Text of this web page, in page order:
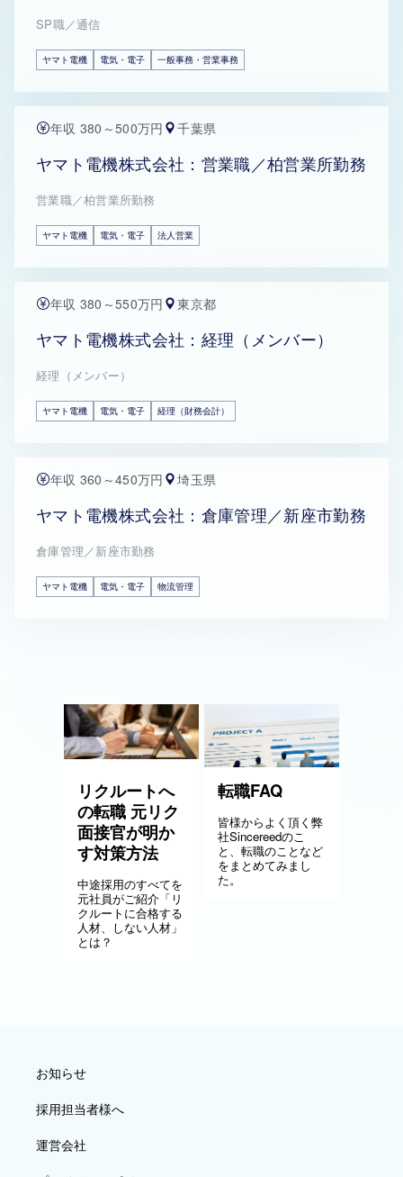
SP職／通信
ヤマト電機 電気・電子 一般事務・営業事務
年収 380～500万円 千葉県
ヤマト電機株式会社：営業職／柏営業所勤務
営業職／柏営業所勤務
ヤマト電機 電気・電子 法人営業
年収 380～550万円 東京都
ヤマト電機株式会社：経理（メンバー）
経理（メンバー）
ヤマト電機 電気・電子 経理（財務会計）
年収 360～450万円 埼玉県
ヤマト電機株式会社：倉庫管理／新座市勤務
倉庫管理／新座市勤務
ヤマト電機 電気・電子 物流管理
リクルートへ
の転職 元リク
面接官が明か
す対策方法
中途採用のすべてを
元社員がご紹介「リ
クルートに合格する
人材、しない人材」
とは？
転職FAQ
皆様からよく頂く弊
社Sincereedのこ
と、転職のことなど
をまとめてみまし
た。
お知らせ
採用担当者様へ
運営会社